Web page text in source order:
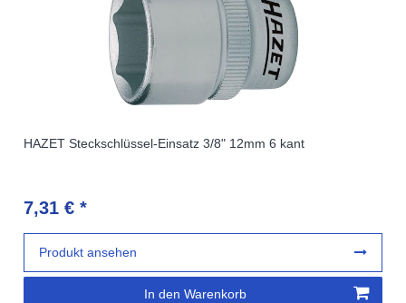
HAZET Steckschlüssel-Einsatz 3/8" 12mm 6 kant
7,31 € *
In den Warenkorb
Produkt ansehen